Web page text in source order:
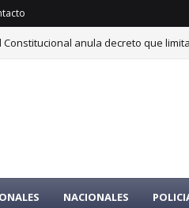
Constitucional anula decreto que
NACIONALES